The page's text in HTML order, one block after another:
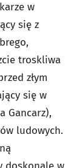
w
się z
troskliwa
złym
się w
Gancarz),
ludowych.